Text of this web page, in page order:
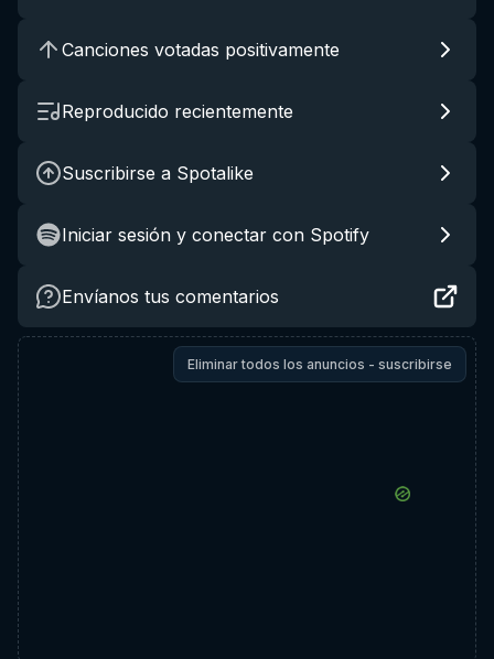
Canciones votadas positivamente
Reproducido recientemente
Suscribirse a Spotalike
Iniciar sesión y conectar con Spotify
Envíanos tus comentarios
Eliminar todos los anuncios - suscribirse